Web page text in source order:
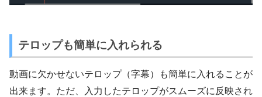
テロップも簡単に入れられる
動画に欠かせないテロップ（字幕）も簡単に入れることが
出来ます。ただ、入力したテロップがスムーズに反映され